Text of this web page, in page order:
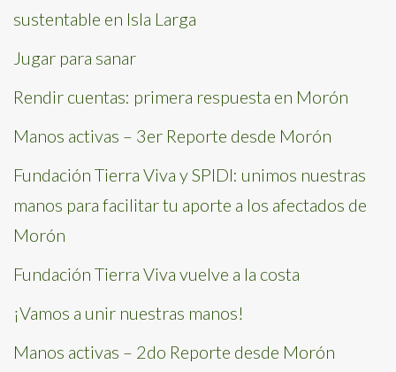
sustentable en Isla Larga
Jugar para sanar
Rendir cuentas: primera respuesta en Morón
Manos activas – 3er Reporte desde Morón
Fundación Tierra Viva y SPIDI: unimos nuestras
manos para facilitar tu aporte a los afectados de
Morón
Fundación Tierra Viva vuelve a la costa
¡Vamos a unir nuestras manos!
Manos activas – 2do Reporte desde Morón